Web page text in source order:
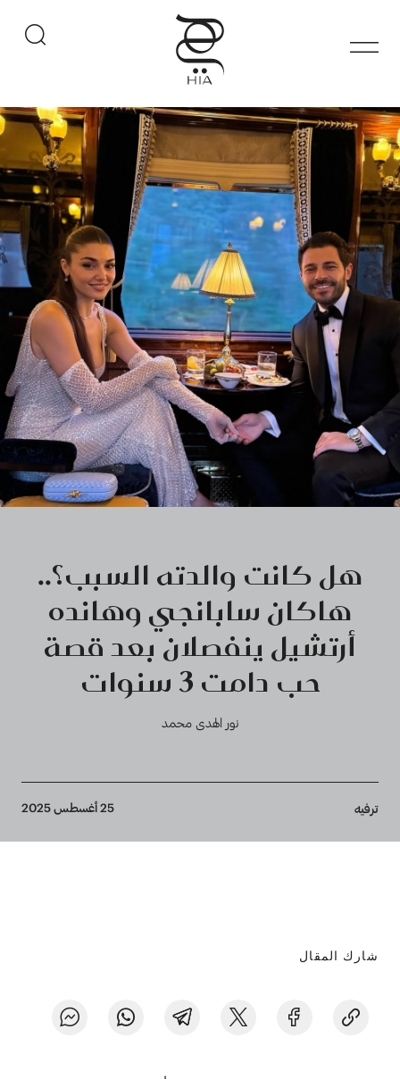
هل كانت والدته السبب؟..
هاكان سابانجي وهانده
أرتشيل ينفصلان بعد قصة
حب دامت 3 سنوات
نور الهدى محمد
Breadcrumb
ترفيه 25 أغسطس 2025
شارك المقال